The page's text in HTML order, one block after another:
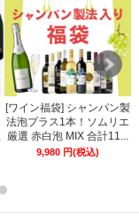
[ワイン福袋] シャンパン製
法泡プラス1本！ソムリエ
厳選 赤白泡 MIX 合計11...
9,980円(税込)